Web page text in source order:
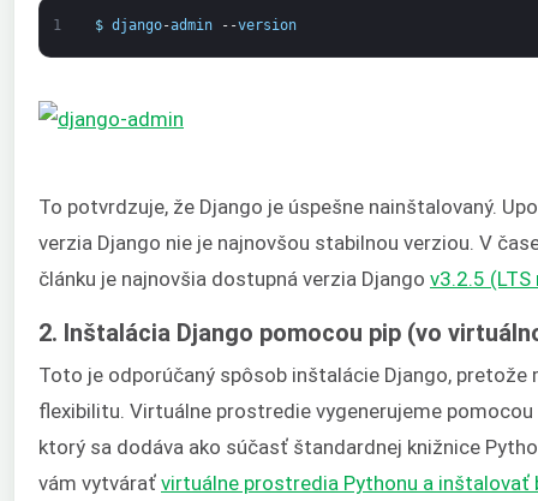
1 $ django-admin --version
To potvrdzuje, že Django je úspešne nainštalovaný.
verzia Django nie je najnovšou stabilnou verziou. V
článku je najnovšia dostupná verzia Django v3.2.5 (LTS
2. Inštalácia Django pomocou pip (vo
Toto je odporúčaný spôsob inštalácie Django, pretože
flexibilitu. Virtuálne prostredie vygenerujeme
ktorý sa dodáva ako súčasť štandardnej knižnice
vám vytvárať virtuálne prostredia Pythonu a inštalovať